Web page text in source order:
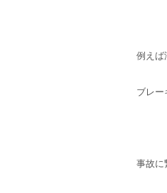
例えば
ブレー
事故に